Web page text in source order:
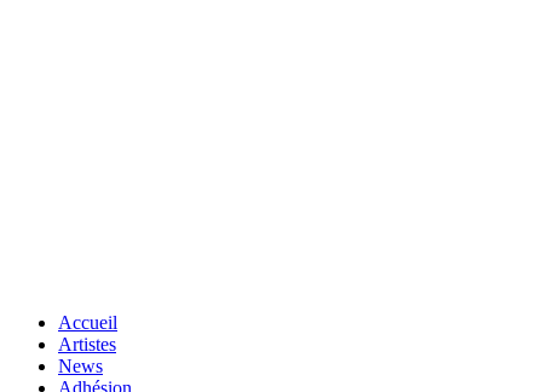
Accueil
Artistes
News